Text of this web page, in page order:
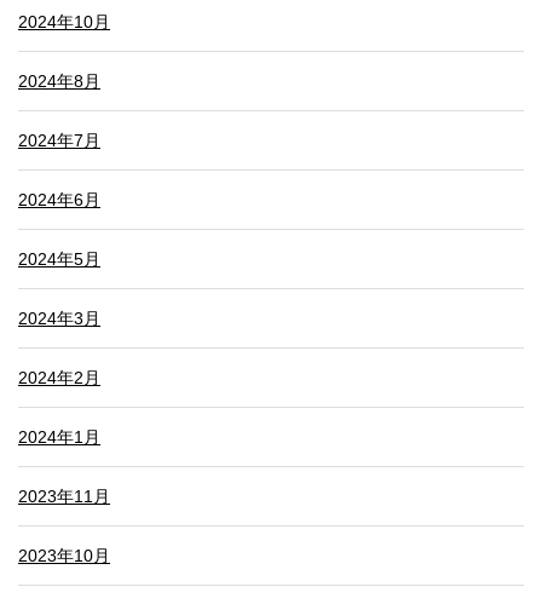
2024年10月
2024年8月
2024年7月
2024年6月
2024年5月
2024年3月
2024年2月
2024年1月
2023年11月
2023年10月